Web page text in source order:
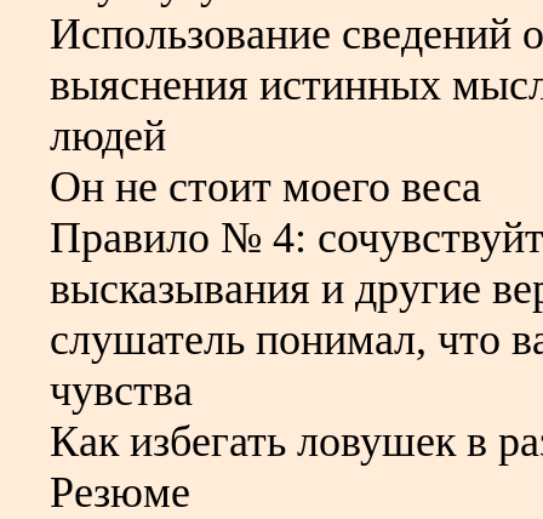
Использование сведений
выяснения истинных
людей
Он не стоит моего веса
Правило № 4:
высказывания и другие
слушатель понимал, что
чувства
Как избегать ловушек в
Резюме